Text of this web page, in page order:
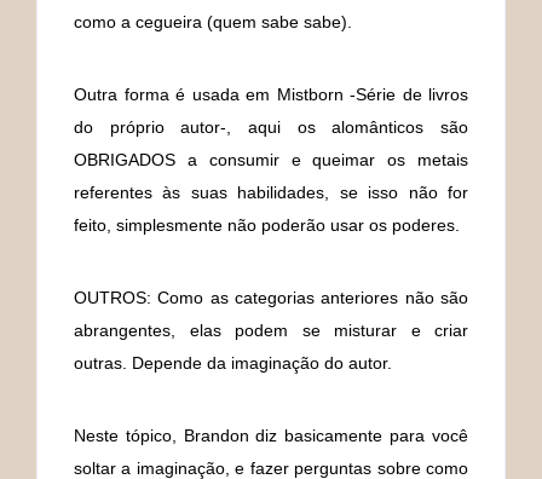
como a cegueira (quem sabe sabe).
Outra forma é usada em Mistborn -Série de livros
do próprio autor-, aqui os alomânticos são
OBRIGADOS a consumir e queimar os metais
referentes às suas habilidades, se isso não for
feito, simplesmente não poderão usar os poderes.
OUTROS: Como as categorias anteriores não são
abrangentes, elas podem se misturar e criar
outras. Depende da imaginação do autor.
Neste tópico, Brandon diz basicamente para você
soltar a imaginação, e fazer perguntas sobre como